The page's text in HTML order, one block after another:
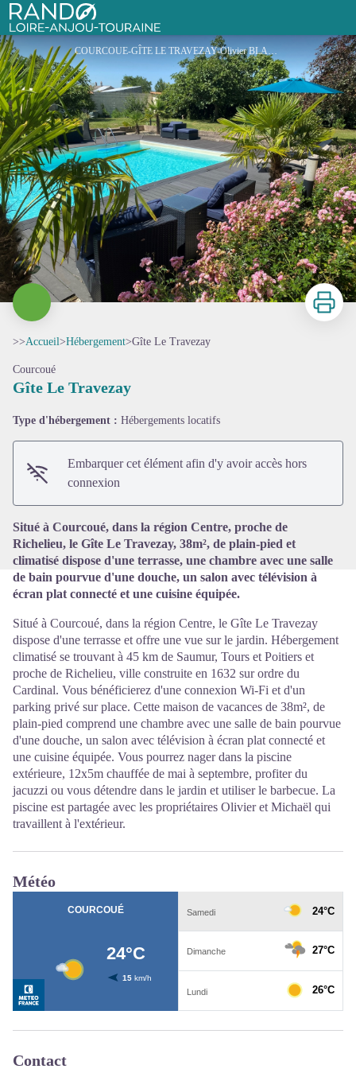
Rando Loire-Anjou-Touraine
Gîte Le Travezay
COURCOUE-GÎTE LE TRAVEZAY-Olivier BLANC-082033 (5) - Olivier BLANC
Voir l'image en plein écran
Imprimer
>>Accueil>Hébergement>Gîte Le Travezay
Courcoué
Gîte Le Travezay
Type d'hébergement : Hébergements locatifs
Embarquer cet élément afin d'y avoir accès hors
connexion
Situé à Courcoué, dans la région Centre, proche de
Richelieu, le Gîte Le Travezay, 38m², de plain-pied et
climatisé dispose d'une terrasse, une chambre avec une salle
de bain pourvue d'une douche, un salon avec télévision à
écran plat connecté et une cuisine équipée.
Situé à Courcoué, dans la région Centre, le Gîte Le Travezay
dispose d'une terrasse et offre une vue sur le jardin. Hébergement
climatisé se trouvant à 45 km de Saumur, Tours et Poitiers et
proche de Richelieu, ville construite en 1632 sur ordre du
Cardinal. Vous bénéficierez d'une connexion Wi-Fi et d'un
parking privé sur place. Cette maison de vacances de 38m², de
plain-pied comprend une chambre avec une salle de bain pourvue
d'une douche, un salon avec télévision à écran plat connecté et
une cuisine équipée. Vous pourrez nager dans la piscine
extérieure, 12x5m chauffée de mai à septembre, profiter du
jacuzzi ou vous détendre dans le jardin et utiliser le barbecue. La
piscine est partagée avec les propriétaires Olivier et Michaël qui
travaillent à l'extérieur.
Météo
Contact